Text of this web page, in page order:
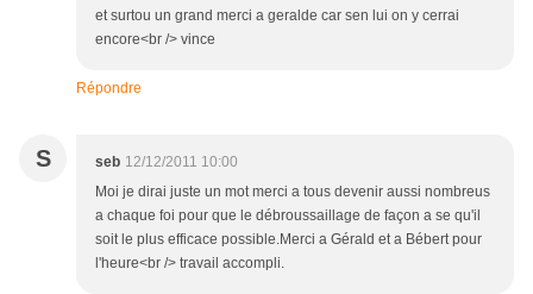
et surtou un grand merci a geralde car sen lui on y cerrai
encore<br /> vince
Répondre
S seb 12/12/2011 10:00
Moi je dirai juste un mot merci a tous devenir aussi nombreus
a chaque foi pour que le débroussaillage de façon a se qu'il
soit le plus efficace possible.Merci a Gérald et a Bébert pour
l'heure<br /> travail accompli.